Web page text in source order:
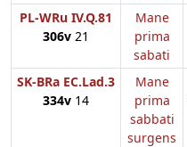
PL-WRu IV.Q.81
306v 21
Mane
prima
sabati
SK-BRa EC.Lad.3
334v 14
Mane
prima
sabbati
surgens